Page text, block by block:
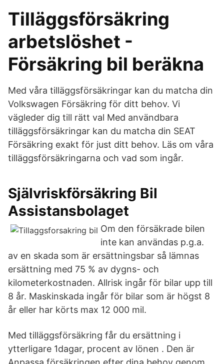
Tilläggsförsäkring
arbetslöshet -
Försäkring bil beräkna
Med våra tilläggsförsäkringar kan du matcha din
Volkswagen Försäkring för ditt behov. Vi
vägleder dig till rätt val Med användbara
tilläggsförsäkringar kan du matcha din SEAT
Försäkring exakt för just ditt behov. Läs om våra
tilläggsförsäkringarna och vad som ingår.
Självriskförsäkring Bil
Assistansbolaget
Om den försäkrade bilen
inte kan användas p.g.a.
av en skada som är ersättningsbar så lämnas
ersättning med 75 % av dygns- och
kilometerkostnaden. Allrisk ingår för bilar upp till
8 år. Maskinskada ingår för bilar som är högst 8
år eller har körts max 12 000 mil.
Med tilläggsförsäkring får du ersättning i
ytterligare 1dagar, procent av lönen . Den är